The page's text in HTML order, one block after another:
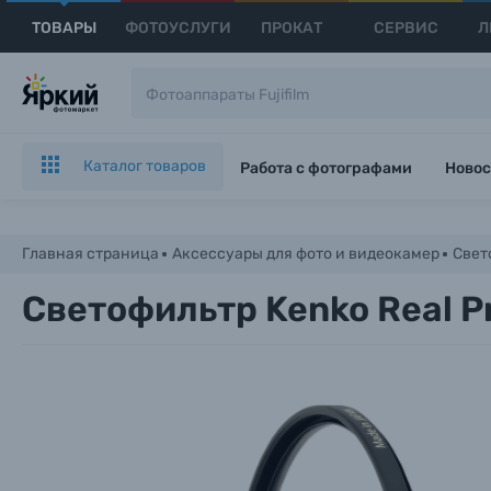
ТОВАРЫ ФОТОУСЛУГИ ПРОКАТ СЕРВИС
Каталог товаров Работа с фотографами
Главная страница Аксессуары для фото и видеокамер
Светофильтр Kenko Real